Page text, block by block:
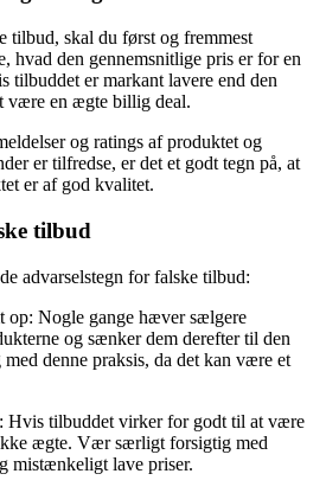
tilbud, skal du først og fremmest
hvad den gennemsnitlige pris er for en
tilbuddet er markant lavere end den
være en ægte billig deal.
og ratings af produktet og
er tilfredse, er det et godt tegn på, at
er af god kvalitet.
tilbud
advarselstegn for falske tilbud:
op: Nogle gange hæver sælgere
og sænker dem derefter til den
denne praksis, da det kan være et
Hvis tilbuddet virker for godt til at være
ægte. Vær særligt forsigtig med
mistænkeligt lave priser.